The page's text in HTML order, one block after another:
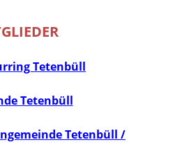
Tetenbüll
Tetenbüll
Tetenbüll /